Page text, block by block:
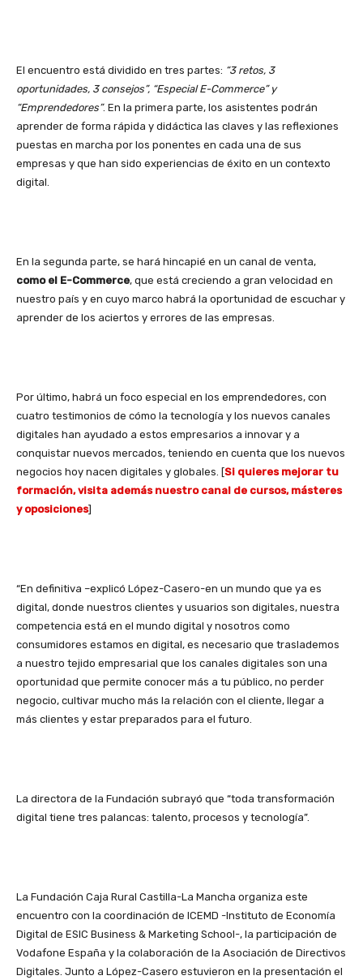
El encuentro está dividido en tres partes: “3 retos, 3
oportunidades, 3 consejos”, “Especial E-Commerce” y
“Emprendedores”. En la primera parte, los asistentes podrán
aprender de forma rápida y didáctica las claves y las reflexiones
puestas en marcha por los ponentes en cada una de sus
empresas y que han sido experiencias de éxito en un contexto
digital.
En la segunda parte, se hará hincapié en un canal de venta,
como el E-Commerce, que está creciendo a gran velocidad en
nuestro país y en cuyo marco habrá la oportunidad de escuchar y
aprender de los aciertos y errores de las empresas.
Por último, habrá un foco especial en los emprendedores, con
cuatro testimonios de cómo la tecnología y los nuevos canales
digitales han ayudado a estos empresarios a innovar y a
conquistar nuevos mercados, teniendo en cuenta que los nuevos
negocios hoy nacen digitales y globales. [Si quieres mejorar tu
formación, visita además nuestro canal de cursos, másteres
y oposiciones]
“En definitiva –explicó López-Casero-en un mundo que ya es
digital, donde nuestros clientes y usuarios son digitales, nuestra
competencia está en el mundo digital y nosotros como
consumidores estamos en digital, es necesario que traslademos
a nuestro tejido empresarial que los canales digitales son una
oportunidad que permite conocer más a tu público, no perder
negocio, cultivar mucho más la relación con el cliente, llegar a
más clientes y estar preparados para el futuro.
La directora de la Fundación subrayó que “toda transformación
digital tiene tres palancas: talento, procesos y tecnología”.
La Fundación Caja Rural Castilla-La Mancha organiza este
encuentro con la coordinación de ICEMD -Instituto de Economía
Digital de ESIC Business & Marketing School-, la participación de
Vodafone España y la colaboración de la Asociación de Directivos
Digitales. Junto a López-Casero estuvieron en la presentación el